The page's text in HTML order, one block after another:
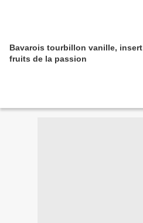
Bavarois tourbillon vanille, insert
fruits de la passion